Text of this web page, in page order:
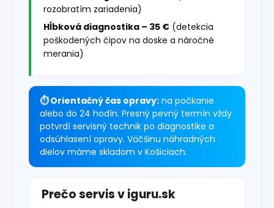
rozobratím zariadenia)
Hĺbková diagnostika – 35 € (detekcia
poškodených čipov na doske a náročné
merania)
⏱ Orientačný čas opravy: na počkanie
alebo do 24 hodín. Presný pevný termín vždy
potvrdí servisný technik po diagnostike a
odsúhlasení opravy. Väčšinu náhradných
dielov máme skladom v Košiciach.
Prečo servis v iguru.sk